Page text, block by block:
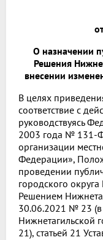
О назначении
Решения
внесении
В целях
соответствие с
руководствуясь
2003 года № 131-
организации
Федерации»,
проведении
городского
Решением
30.06.2021 № 23
Нижнетагильской
21), статьей 21